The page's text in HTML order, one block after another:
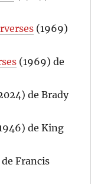
(1969)
(1969) de
de Brady
de King
Francis